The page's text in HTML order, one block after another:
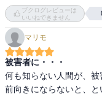
作家たるものね」
この言葉が、凄い真理
なんかもんでんさんと
トラの相棒っぷりがべた
生なとこが凄い好きなん
ブクログレビューは
いいねできません
マリモ
被害者に・・・
何も知らない人間が、被
前向きにならないと、